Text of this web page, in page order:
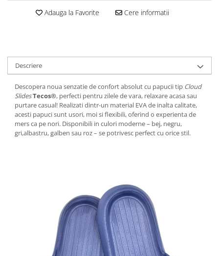
Adauga la Favorite Cere informatii
Descriere
Descopera noua senzatie de confort absolut cu papucii tip Cloud
SlidesTecos®, perfecti pentru zilele de vara, relaxare acasa sau
purtare casual! Realizati dintr-un material EVA de inalta calitate,
acesti papuci sunt usori, moi si flexibili, oferind o experienta de
mers ca pe nori. Disponibili in culori moderne – bej, negru,
gri,albastru, galben sau roz – se potrivesc perfect cu orice stil.